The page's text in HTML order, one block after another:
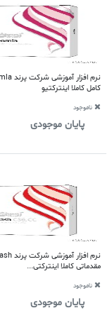
کامل کاملا اینترکتیو
ناموجود
پایان موجودی
مقدماتی کاملا اینترکتی...
ناموجود
پایان موجودی